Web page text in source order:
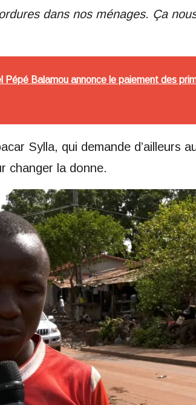
dans nos ménages. Ça
Pépé Balamou annonce le paiement des
Sylla, qui demande d’ailleurs
changer la donne.